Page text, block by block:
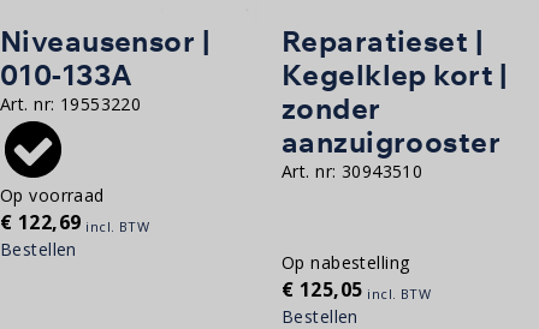
Niveausensor |
010-133A
Art. nr: 19553220
Op voorraad
€ 122,69 incl. BTW
Bestellen
Reparatieset |
Kegelklep kort |
zonder
aanzuigrooster
Art. nr: 30943510
Op nabestelling
€ 125,05 incl. BTW
Bestellen